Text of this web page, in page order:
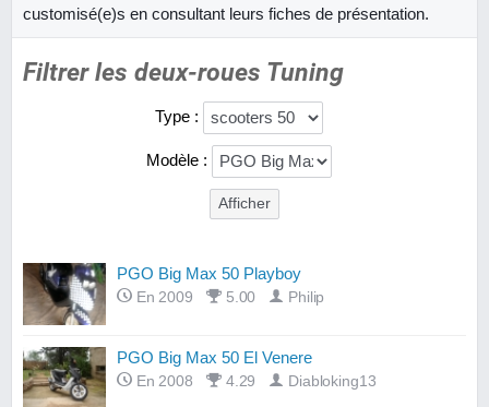
customisé(e)s en consultant leurs fiches de présentation.
Filtrer les deux-roues Tuning
Type :
Modèle :
PGO Big Max 50 Playboy
En 2009 5.00 Philip
PGO Big Max 50 El Venere
En 2008 4.29 Diabloking13